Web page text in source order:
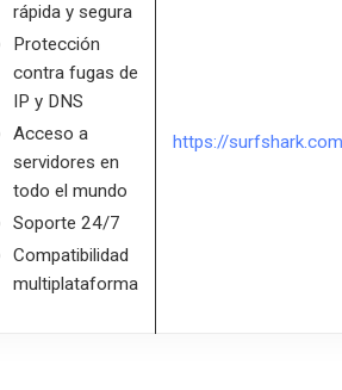
rápida y segura
Protección
contra fugas de
IP y DNS
Acceso a
servidores en
todo el mundo
Soporte 24/7
Compatibilidad
multiplataforma
https://